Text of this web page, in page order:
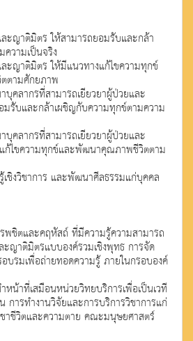
ะญาติมิตร ให้สามารถยอมรับและกล้า
วามเป็นจริง
ะญาติมิตร ให้มีแนวทางแก้ไขความทุกข์
ตามศักยภาพ
คลากรที่สามารถเยียวยาผู้ป่วยและ
รับและกล้าเผชิญกับความทุกข์ตามความ
คลากรที่สามารถเยียวยาผู้ป่วยและ
ก้ไขความทุกข์และพัฒนาคุณภาพชีวิตตาม
ชิงวิชาการ และพัฒนาศีลธรรมแก่บุคคล
พชิตและคฤหัสถ์ ที่มีความรู้ความสามารถ
ะญาติมิตรแบบองค์รวมเชิงพุทธ การจัด
บรมเพื่อถ่ายทอดความรู้ ภายในกรอบองค์
น้าที่เสมือนหน่วยวิทยบริการเพื่อเป็นเวที
การทำงานวิจัยและการบริการวิชาการแก่
าชีวิตและความตาย คณะมนุษยศาสตร์